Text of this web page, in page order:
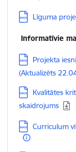
Lejupielādēt:
Līguma
Informatīvie
Lejupielādēt:
Projekta
(Aktualizēts
Lejupielādēt:
Kvalitātes
skaidrojums
Lejupielādēt:
Curriculum